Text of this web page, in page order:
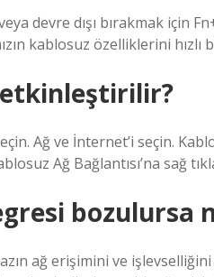
devre dışı bırakmak için
kablosuz özelliklerini hızlı
etkinleştirilir?
Ağ ve İnternet’i seçin.
Ağ Bağlantısı’na sağ
bozulursa
ağ erişimini ve